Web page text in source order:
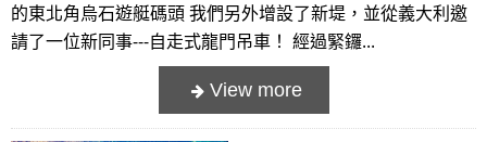
的東北角烏石遊艇碼頭 我們另外增設了新堤，並從義大利邀
請了一位新同事---自走式龍門吊車！ 經過緊鑼...